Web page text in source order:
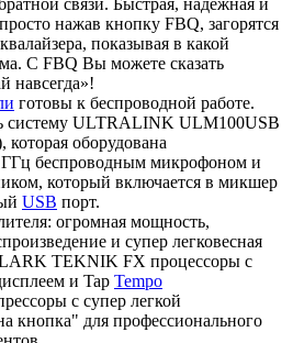
нажав кнопку FBQ, загорятся
показывая в какой
С FBQ Вы можете сказать
навсегда»!
готовы к беспроводной работе.
систему ULTRALINK ULM100USB
которая оборудована
ГГц беспроводным микрофоном и
который включается в микшер
USB порт.
огромная мощность,
и супер легковесная
TEKNIK FX процессоры с
и Tap Tempo
с супер легкой
кнопка" для профессионального